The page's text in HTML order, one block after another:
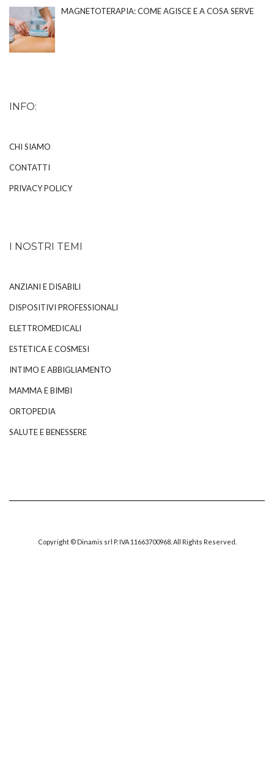
MAGNETOTERAPIA: COME AGISCE E A COSA SERVE
INFO:
CHI SIAMO
CONTATTI
PRIVACY POLICY
I NOSTRI TEMI
ANZIANI E DISABILI
DISPOSITIVI PROFESSIONALI
ELETTROMEDICALI
ESTETICA E COSMESI
INTIMO E ABBIGLIAMENTO
MAMMA E BIMBI
ORTOPEDIA
SALUTE E BENESSERE
Copyright © Dinamis srl P. IVA 11663700968. All Rights Reserved.